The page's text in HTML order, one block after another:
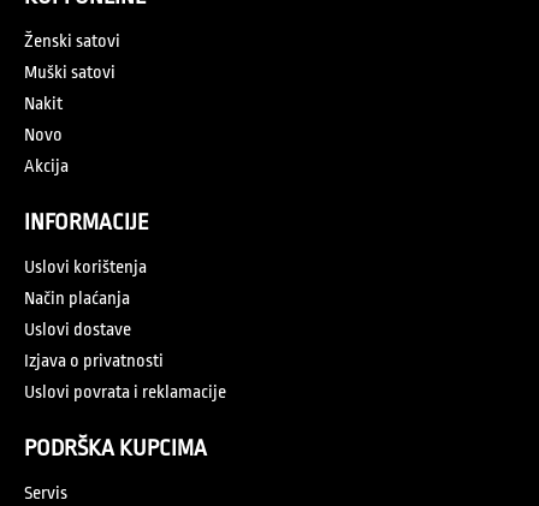
Ženski satovi
Muški satovi
Nakit
Novo
Akcija
INFORMACIJE
Uslovi korištenja
Način plaćanja
Uslovi dostave
Izjava o privatnosti
Uslovi povrata i reklamacije
PODRŠKA KUPCIMA
Servis